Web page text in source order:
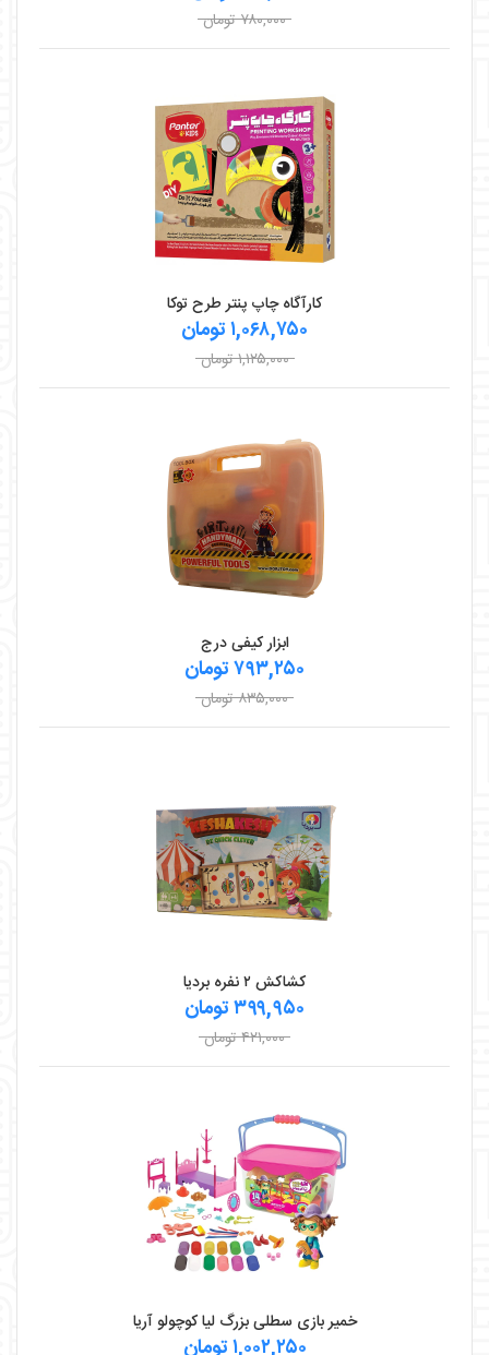
۷۸۰,۰۰۰ تومان
کارآگاه چاپ پنتر طرح توکا
۱,۰۶۸,۷۵۰ تومان
۱,۱۲۵,۰۰۰ تومان
ابزار کیفی درج
۷۹۳,۲۵۰ تومان
۸۳۵,۰۰۰ تومان
کشاکش ۲ نفره بردیا
۳۹۹,۹۵۰ تومان
۴۲۱,۰۰۰ تومان
خمیر بازی سطلی بزرگ لیا کوچولو آریا
۱,۰۰۲,۲۵۰ تومان